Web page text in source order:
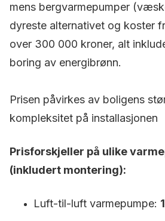
mens bergvarmepumper
dyreste alternativet og koster
over 300 000 kroner, alt
boring av energibrønn.
Prisen påvirkes av boligens
kompleksitet på installasjonen
Prisforskjeller på ulike
(inkludert montering):
Luft-til-luft varmepumpe: